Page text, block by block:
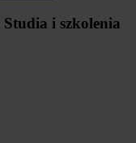
Studia i szkolenia